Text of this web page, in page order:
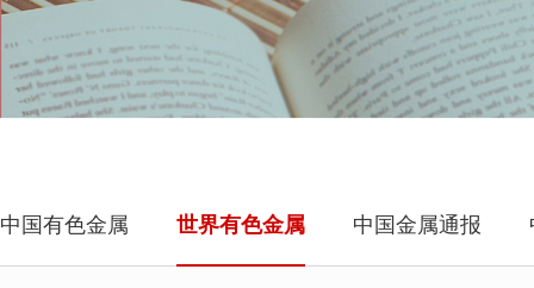
中国有色金属 世界有色金属 中国金属通报